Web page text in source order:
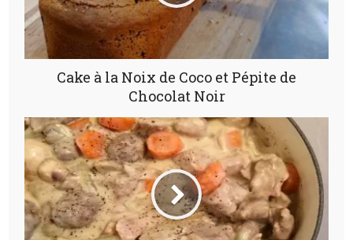
Cake à la Noix de Coco et Pépite de
Chocolat Noir